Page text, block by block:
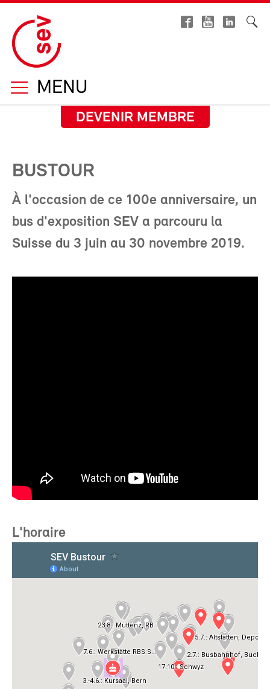
MENU
DEVENIR MEMBRE
BUSTOUR
À l'occasion de ce 100e anniversaire, un
bus d'exposition SEV a parcouru la
Suisse du 3 juin au 30 novembre 2019.
L'horaire